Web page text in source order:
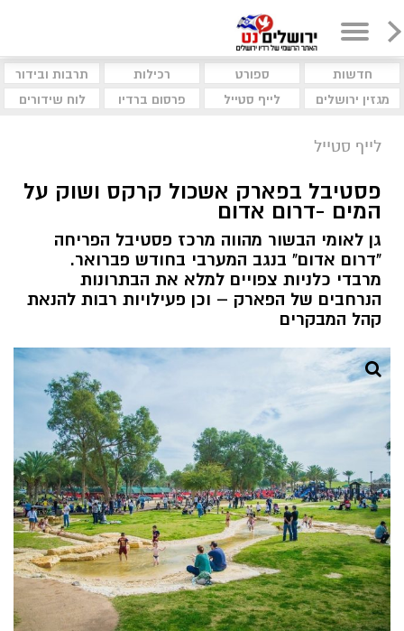
חדשות ספורט רכילות
תרבות ובידור
מגזין ירושלים
לייף סטייל פרסום ברדיו לוח שידורים
לייף סטייל
פסטיבל בפארק אשכול קרקס ושוק על
המים -דרום אדום
גן לאומי הבשור מהווה מרכז פסטיבל הפריחה
"דרום אדום" בנגב המערבי בחודש פברואר.
מרבדי כלניות צפויים למלא את הבתרונות
הנרחבים של הפארק – וכן פעילויות רבות להנאת
קהל המבקרים